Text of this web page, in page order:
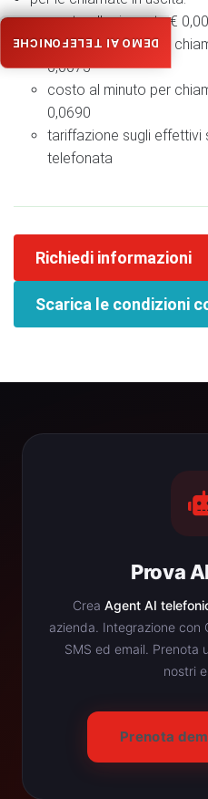
costo alla risposta € 0,00
costo al minuto per
0,0075
costo al minuto per
0,0690
tariffazione sugli effettivi
telefonata
Richiedi informazioni
Scarica le condizioni
Prova
Crea Agent AI
azienda. Integrazione con
SMS ed email. Prenota
nostri
Prenota
DEMO AI TELEFONICHE